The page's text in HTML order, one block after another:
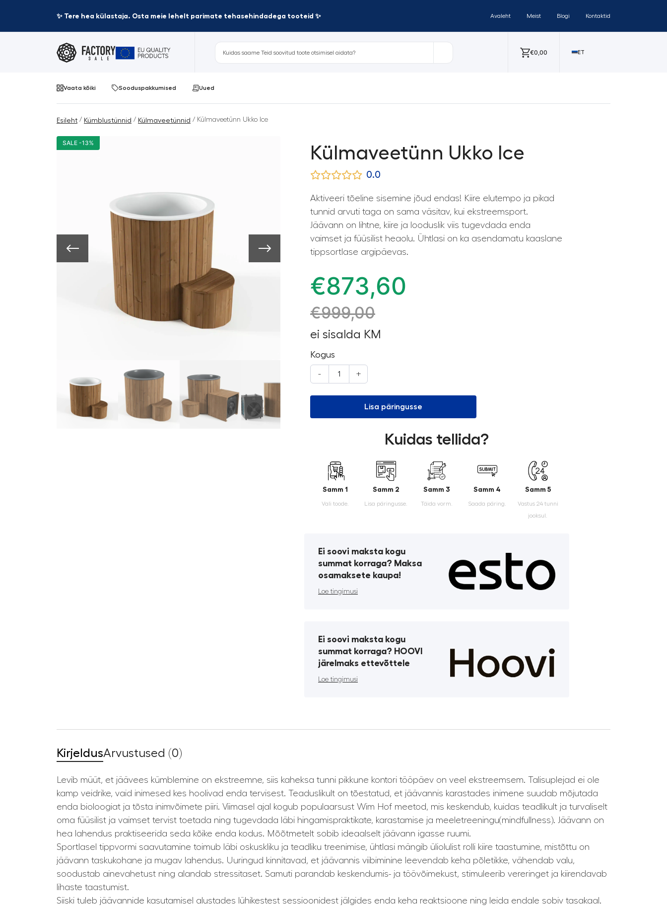
✨ Tere hea külastaja. Osta meie lehelt parimate tehasehindadega tooteid ✨ Avaleht Meist Blogi Kontaktid
€0,00 ET
Vaata kõiki Sooduspakkumised Uued
Esileht / Kümblustünnid / Külmaveetünnid / Külmaveetünn Ukko Ice
SALE -13%
Külmaveetünn Ukko Ice
0.0
Aktiveeri tõeline sisemine jõud endas! Kiire elutempo ja pikad
tunnid arvuti taga on sama väsitav, kui ekstreemsport.
Jäävann on lihtne, kiire ja looduslik viis tugevdada enda
vaimset ja füüsilist heaolu. Ühtlasi on ka asendamatu kaaslane
tippsortlase argipäevas.
€873,60
€999,00
ei sisalda KM
Kogus
- +
Lisa päringusse
Kuidas tellida?
Samm 1
Vali toode.
Samm 2
Lisa päringusse.
Samm 3
Täida vorm.
Samm 4
Saada päring.
Samm 5
Vastus 24 tunni
jooksul.
Ei soovi maksta kogu
summat korraga? Maksa
osamaksete kaupa!
Loe tingimusi
Ei soovi maksta kogu
summat korraga? HOOVI
järelmaks ettevõttele
Loe tingimusi
KirjeldusArvustused (0)
Levib müüt, et jäävees kümblemine on ekstreemne, siis kaheksa tunni pikkune kontori tööpäev on veel ekstreemsem. Talisuplejad ei ole
kamp veidrike, vaid inimesed kes hoolivad enda tervisest. Teaduslikult on tõestatud, et jäävannis karastades inimene suudab mõjutada
enda bioloogiat ja tõsta inimvõimete piiri. Viimasel ajal kogub populaarsust Wim Hof meetod, mis keskendub, kuidas teadlikult ja turvaliselt
oma füüsilist ja vaimset tervist toetada ning tugevdada läbi hingamispraktikate, karastamise ja meeletreeningu(mindfullness). Jäävann on
hea lahendus praktiseerida seda kõike enda kodus. Mõõtmetelt sobib ideaalselt jäävann igasse ruumi.
Sportlasel tippvormi saavutamine toimub läbi oskuskliku ja teadliku treenimise, ühtlasi mängib üliolulist rolli kiire taastumine, mistõttu on
jäävann taskukohane ja mugav lahendus. Uuringud kinnitavad, et jäävannis viibiminine leevendab keha põletikke, vähendab valu,
soodustab ainevahetust ning alandab stressitaset. Samuti parandab keskendumis- ja töövõimekust, stimuleerib vereringet ja kiirendavab
lihaste taastumist.
Siiski tuleb jäävannide kasutamisel alustades lühikestest sessioonidest jälgides enda keha reaktsioone ning leida endale sobiv tasakaal.